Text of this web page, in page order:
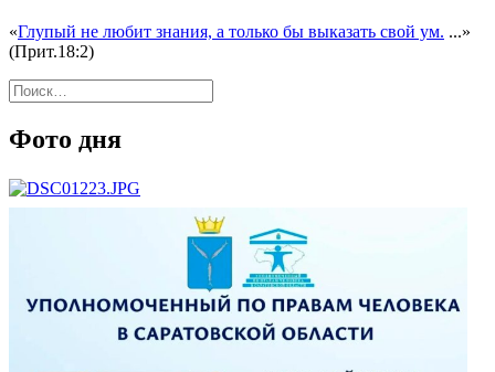
«Глупый не любит знания, а только бы выказать свой ум. ...»
(Прит.18:2)
Найти:
Фото дня